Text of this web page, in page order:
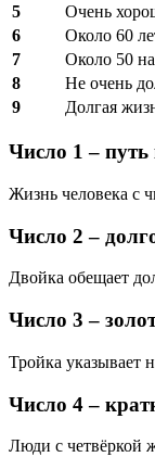
5
Очень
6
Около 60
7
Около 50
8
Не очень
9
Долгая
Число 1 – путь
Жизнь человека с
Число 2 –
Двойка обещает
Число 3 –
Тройка указывает
Число 4 –
Люди с четвёркой